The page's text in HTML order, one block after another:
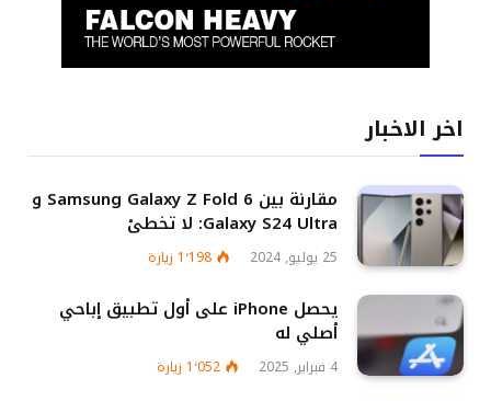
اخر الاخبار
مقارنة بين Samsung Galaxy Z Fold 6 و
Galaxy S24 Ultra: لا تخطئ
25 يوليو, 2024 1٬198 زيارة
يحصل iPhone على أول تطبيق إباحي
أصلي له
4 فبراير, 2025 1٬052 زيارة